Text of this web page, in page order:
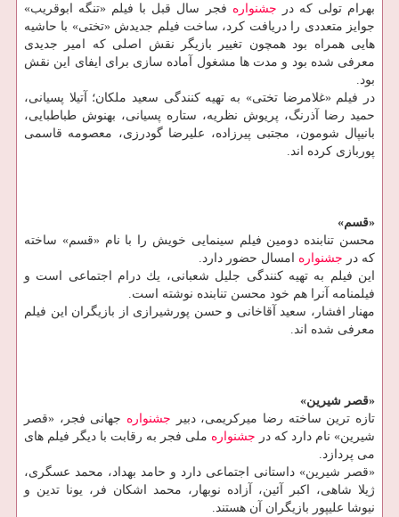
بهرام تولی كه در جشنواره فجر سال قبل با فیلم «تنگه ابوقریب»
جوایز متعددی را دریافت كرد، ساخت فیلم جدیدش «تختی» با حاشیه
هایی همراه بود همچون تغییر بازیگر نقش اصلی كه امیر جدیدی
معرفی شده بود و مدت ها مشغول آماده سازی برای ایفای این نقش
بود.
در فیلم «غلامرضا تختی» به تهیه كنندگی سعید ملكان؛ آتیلا پسیانی،
حمید رضا آذرنگ، پریوش نظریه، ستاره پسیانی، بهنوش طباطبایی،
بانیپال شومون، مجتبی پیرزاده، علیرضا گودرزی، معصومه قاسمی
پوربازی كرده اند.
«قسم»
محسن تنابنده دومین فیلم سینمایی خویش را با نام «قسم» ساخته
كه در جشنواره امسال حضور دارد.
این فیلم به تهیه كنندگی جلیل شعبانی، یك درام اجتماعی است و
فیلمنامه آنرا هم خود محسن تنابنده نوشته است.
مهنار افشار، سعید آقاخانی و حسن پورشیرازی از بازیگران این فیلم
معرفی شده اند.
«قصر شیرین»
تازه ترین ساخته رضا میركریمی، دبیر جشنواره جهانی فجر، «قصر
شیرین» نام دارد كه در جشنواره ملی فجر به رقابت با دیگر فیلم های
می پردازد.
«قصر شیرین» داستانی اجتماعی دارد و حامد بهداد، محمد عسگری،
ژیلا شاهی، اكبر آئین، آزاده نوبهار، محمد اشكان فر، یونا تدین و
نیوشا علیپور بازیگران آن هستند.